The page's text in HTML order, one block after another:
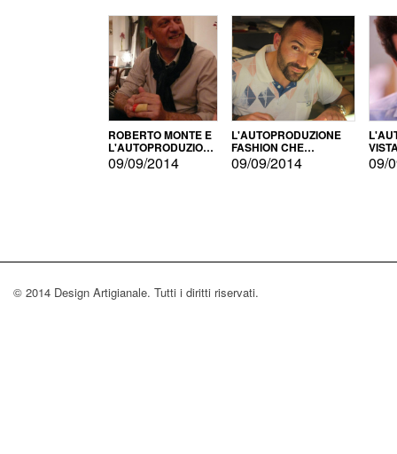
LETTERARIO
ROBERTO MONTE E
L'AUTOPRODUZIONE
CON IL CENSIMENTO
09/09/2014
L'AUTOPRODUZIONE
FASHION CHE
CONQUISTA GLI USA
09/09/2014 09/
© 2014 Design Artigianale. Tutti i diritti riservati.